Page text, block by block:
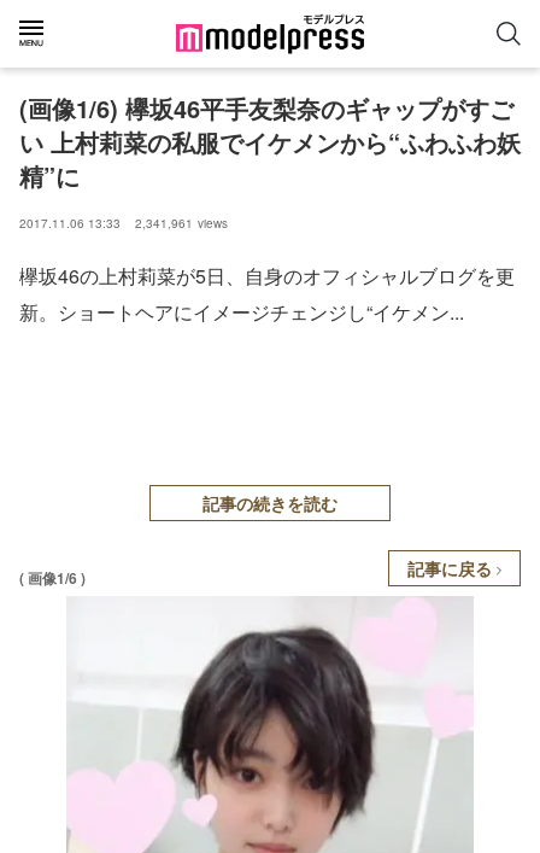
(画像1/6) 欅坂46平手友梨奈のギャップがすご
い 上村莉菜の私服でイケメンから“ふわふわ妖
精”に
2017.11.06 13:33 2,341,961 views
欅坂46の上村莉菜が5日、自身のオフィシャルブログを更
新。ショートヘアにイメージチェンジし“イケメン...
記事の続きを読む
( 画像1/6 ) 記事に戻る